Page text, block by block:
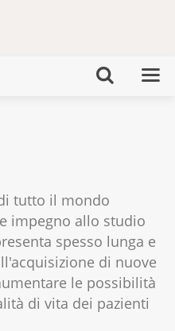
tutto il mondo
impegno allo studio
spesso lunga e
di nuove
le possibilità
di vita dei pazienti